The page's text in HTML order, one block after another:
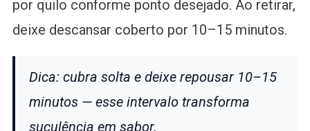
por quilo conforme ponto desejado. Ao retirar,
deixe descansar coberto por 10–15 minutos.
Dica: cubra solta e deixe repousar 10–15
minutos — esse intervalo transforma
suculência em sabor.